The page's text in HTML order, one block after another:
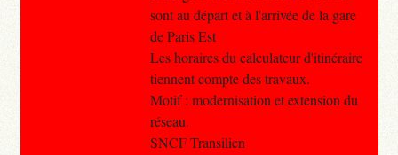
sont au départ et à l'arrivée de la gare
de Paris Est
Les horaires du calculateur d'itinéraire
tiennent compte des travaux.
Motif : modernisation et extension du
réseau.
SNCF Transilien